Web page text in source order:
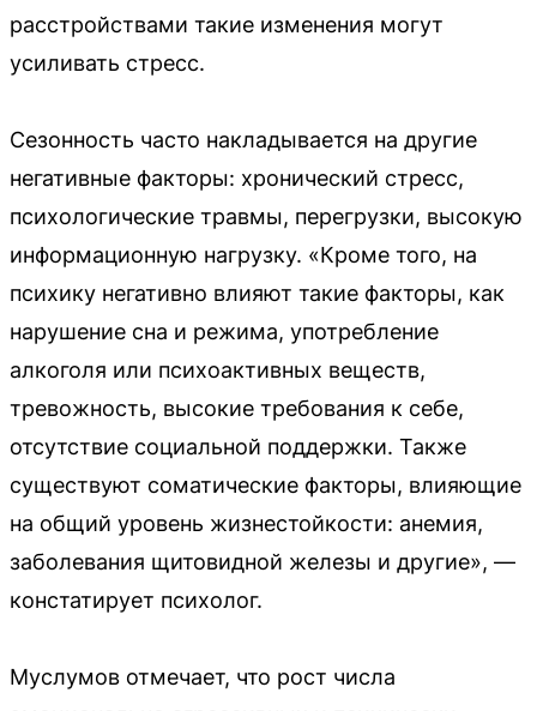
расстройствами такие изменения могут
усиливать стресс.
Сезонность часто накладывается на другие
негативные факторы: хронический стресс,
психологические травмы, перегрузки, высокую
информационную нагрузку. «Кроме того, на
психику негативно влияют такие факторы, как
нарушение сна и режима, употребление
алкоголя или психоактивных веществ,
тревожность, высокие требования к себе,
отсутствие социальной поддержки. Также
существуют соматические факторы, влияющие
на общий уровень жизнестойкости: анемия,
заболевания щитовидной железы и другие», —
констатирует психолог.
Муслумов отмечает, что рост числа